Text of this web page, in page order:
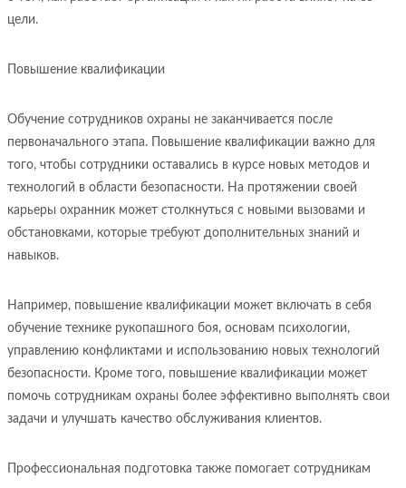
цели.
Повышение квалификации
Обучение сотрудников охраны не заканчивается после
первоначального этапа. Повышение квалификации важно для
того, чтобы сотрудники оставались в курсе новых методов и
технологий в области безопасности. На протяжении своей
карьеры охранник может столкнуться с новыми вызовами и
обстановками, которые требуют дополнительных знаний и
навыков.
Например, повышение квалификации может включать в себя
обучение технике рукопашного боя, основам психологии,
управлению конфликтами и использованию новых технологий
безопасности. Кроме того, повышение квалификации может
помочь сотрудникам охраны более эффективно выполнять свои
задачи и улучшать качество обслуживания клиентов.
Профессиональная подготовка также помогает сотрудникам